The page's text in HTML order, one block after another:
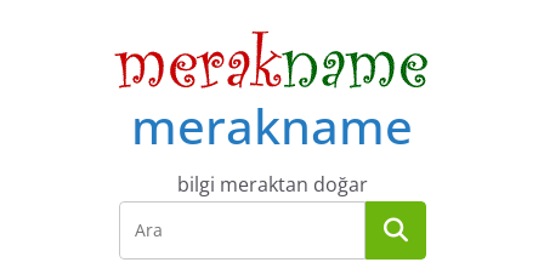
merakname
bilgi meraktan doğar